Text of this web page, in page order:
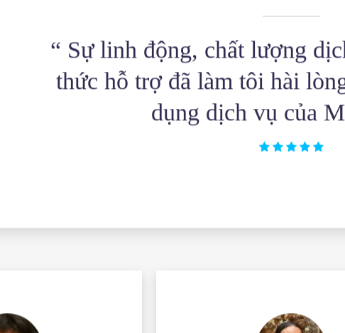
“ Sự linh động, chất lượng
thức hỗ trợ đã làm tôi hài
dụng dịch vụ của